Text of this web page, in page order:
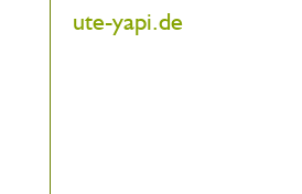
ute-yapi.de